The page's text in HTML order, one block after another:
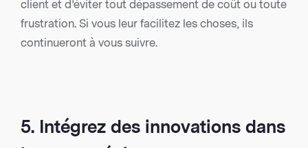
client et d’éviter tout dépassement de coût ou toute
frustration. Si vous leur facilitez les choses, ils
continueront à vous suivre.
5. Intégrez des innovations dans